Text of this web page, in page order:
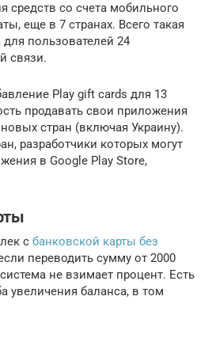
средств со счета мобильного
еще в 7 странах. Всего такая
пользователей 24
связи.
Play gift cards для 13
продавать свои приложения
стран (включая Украину).
разработчики которых могут
в Google Play Store,
с банковской карты без
переводить сумму от 2000
не взимает процент. Есть
увеличения баланса, в том